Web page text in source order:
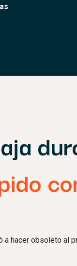
a hacer obsoleto al